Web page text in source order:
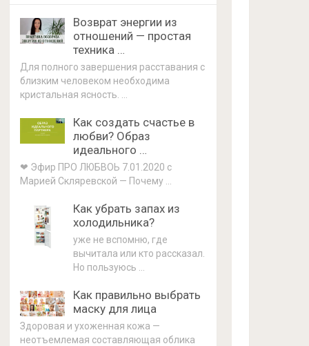
Возврат энергии из
отношений — простая
техника …
Для полного завершения расставания с
близким человеком необходима
кристальная ясность. …
Как создать счастье в
любви? Образ
идеального …
❤ Эфир ПРО ЛЮБВОЬ 7.01.2020 с
Марией Скляревской — Почему …
Как убрать запах из
холодильника?
уже не вспомню, где
вычитала или кто рассказал.
Но пользуюсь …
Как правильно выбрать
маску для лица
Здоровая и ухоженная кожа —
неотъемлемая составляющая облика